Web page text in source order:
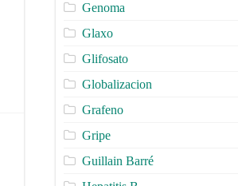
Genoma
Glaxo
Glifosato
Globalizacion
Grafeno
Gripe
Guillain Barré